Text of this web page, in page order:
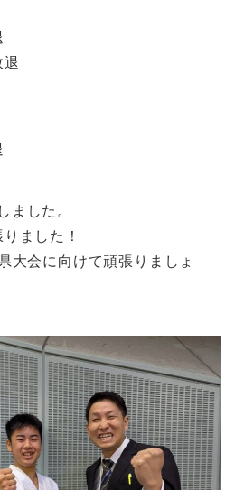
ました。
ました！
大会に向けて頑張りましょ